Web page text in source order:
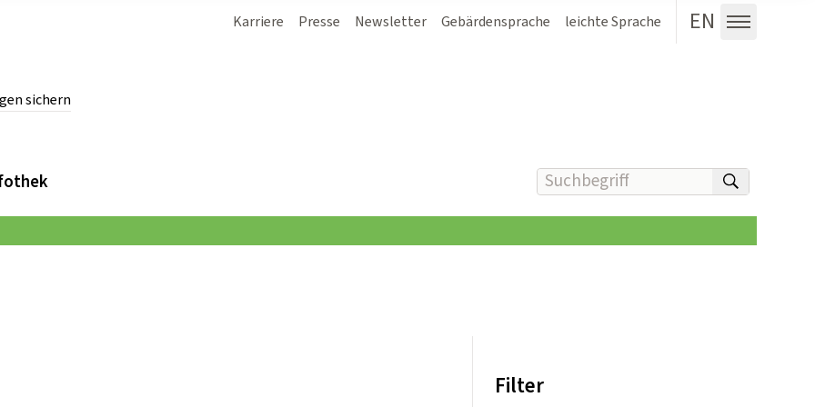
sichern
Karriere Presse Newsletter Gebärdensprache leichte Sprache EN
Menü
Suchbegriff(e) eingeben
Filter